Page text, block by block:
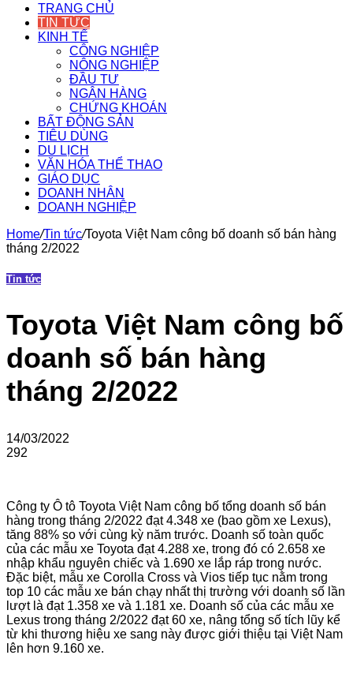
TRANG CHỦ
TIN TỨC
KINH TẾ
CÔNG NGHIỆP
NÔNG NGHIỆP
ĐẦU TƯ
NGÂN HÀNG
CHỨNG KHOÁN
BẤT ĐỘNG SẢN
TIÊU DÙNG
DU LỊCH
VĂN HÓA THỂ THAO
GIÁO DỤC
DOANH NHÂN
DOANH NGHIỆP
Home/Tin tức/Toyota Việt Nam công bố doanh số bán hàng
tháng 2/2022
Tin tức
Toyota Việt Nam công bố
doanh số bán hàng
tháng 2/2022
14/03/2022
292
Công ty Ô tô Toyota Việt Nam công bố tổng doanh số bán
hàng trong tháng 2/2022 đạt 4.348 xe (bao gồm xe Lexus),
tăng 88% so với cùng kỳ năm trước. Doanh số toàn quốc
của các mẫu xe Toyota đạt 4.288 xe, trong đó có 2.658 xe
nhập khẩu nguyên chiếc và 1.690 xe lắp ráp trong nước.
Đặc biệt, mẫu xe Corolla Cross và Vios tiếp tục nằm trong
top 10 các mẫu xe bán chạy nhất thị trường với doanh số lần
lượt là đạt 1.358 xe và 1.181 xe. Doanh số của các mẫu xe
Lexus trong tháng 2/2022 đạt 60 xe, nâng tổng số tích lũy kể
từ khi thương hiệu xe sang này được giới thiệu tại Việt Nam
lên hơn 9.160 xe.